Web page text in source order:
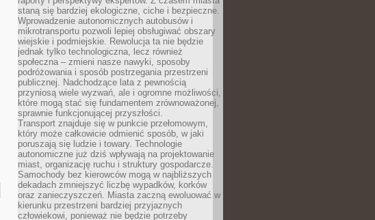
staną się bardziej ekologiczne, ciche i bezpieczne.
Wprowadzenie autonomicznych autobusów i
mikrotransportu pozwoli lepiej obsługiwać obszary
wiejskie i podmiejskie. Rewolucja ta nie będzie
jednak tylko technologiczna, lecz również
społeczna – zmieni nasze nawyki, sposoby
podróżowania i sposób postrzegania przestrzeni
publicznej. Nadchodzące lata z pewnością
przyniosą wiele wyzwań, ale i ogromne możliwości,
które mogą stać się fundamentem zrównoważonej,
sprawnie funkcjonującej przyszłości.
Transport znajduje się w punkcie przełomowym,
który może całkowicie odmienić sposób, w jaki
poruszają się ludzie i towary. Technologie
autonomiczne już dziś wpływają na projektowanie
miast, organizację ruchu i struktury gospodarcze.
Samochody bez kierowców mogą w najbliższych
dekadach zmniejszyć liczbę wypadków, korków
oraz zanieczyszczeń. Miasta zaczną ewoluować w
kierunku przestrzeni bardziej przyjaznych
człowiekowi, ponieważ nie będzie potrzeby